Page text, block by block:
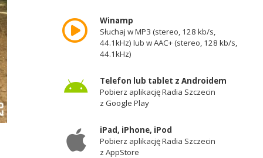
Winamp
Słuchaj w MP3 (stereo, 128 kb/s,
44.1kHz) lub w AAC+ (stereo, 128 kb/s,
44.1kHz)
Telefon lub tablet z Androidem
Pobierz aplikację Radia Szczecin
z Google Play
iPad, iPhone, iPod
Pobierz aplikację Radia Szczecin
z AppStore